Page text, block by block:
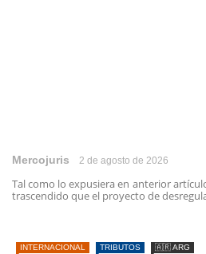
Mercojuris 2 de agosto de 2026
Tal como lo expusiera en anterior
trascendido que el proyecto de
INTERNACIONAL TRIBUTOS 🇦🇷 ARG